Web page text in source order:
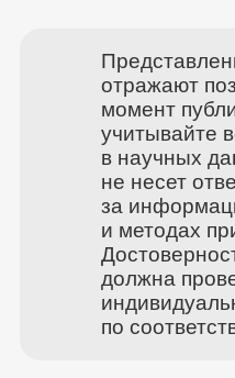
отражают
момент
учитывайте
в научных
не несет
за
и методах
должна
по